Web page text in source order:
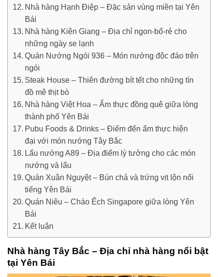
Nhà hàng Hạnh Điệp – Đặc sản vùng miền tại Yên
Bái
Nhà hàng Kiên Giang – Địa chỉ ngon-bổ-rẻ cho
những ngày se lạnh
Quán Nướng Ngói 936 – Món nướng độc đáo trên
ngói
Steak House – Thiên đường bít tết cho những tín
đồ mê thịt bò
Nhà hàng Việt Hoa – Ẩm thực đồng quê giữa lòng
thành phố Yên Bái
Pubu Foods & Drinks – Điểm đến ẩm thực hiện
đại với món nướng Tây Bắc
Lẩu nướng A89 – Địa điểm lý tưởng cho các món
nướng và lẩu
Quán Xuân Nguyệt – Bún chả và trứng vịt lộn nổi
tiếng Yên Bái
Quán Niêu – Cháo Ếch Singapore giữa lòng Yên
Bái
Kết luận
Nhà hàng Tây Bắc – Địa chỉ nhà hàng nổi bật
tại Yên Bái